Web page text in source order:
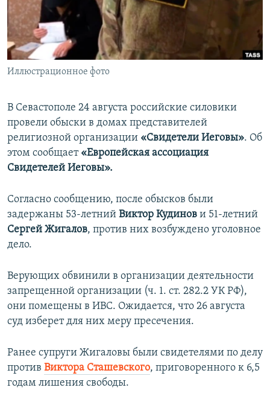
ПОБЕДИТЕЛЕЙ НЕ СУДЯТ?
КРЫМ.НЕПОКОРЕННЫЙ
ELIFBE
УКРАИНСКАЯ ПРОБЛЕМА КРЫМА
ПРИСОЕДИНЯЙТЕСЬ!
Иллюстрационное фото
В Севастополе 24 августа российские силовики
провели обыски в домах представителей
религиозной организации «Свидетели Иеговы». Об
этом сообщает «Европейская ассоциация
Свидетелей Иеговы».
Согласно сообщению, после обысков были
задержаны 53-летний Виктор Кудинов и 51-летний
Сергей Жигалов, против них возбуждено уголовное
дело.
Верующих обвинили в организации деятельности
запрещенной организации (ч. 1. ст. 282.2 УК РФ),
они помещены в ИВС. Ожидается, что 26 августа
суд изберет для них меру пресечения.
Ранее супруги Жигаловы были свидетелями по делу
против Виктора Сташевского, приговоренного к 6,5
годам лишения свободы.